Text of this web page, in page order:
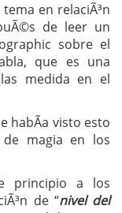
en relaciÃ³n
de leer un
sobre el
que es una
medida en el
habÃ­a visto esto
magia en los
principio a los
de “nivel del